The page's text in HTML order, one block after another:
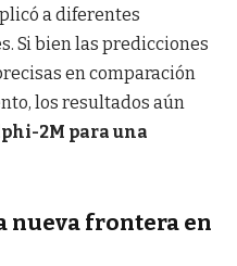
a diferentes
Si bien las predicciones
en comparación
los resultados aún
2M para una
nueva frontera en